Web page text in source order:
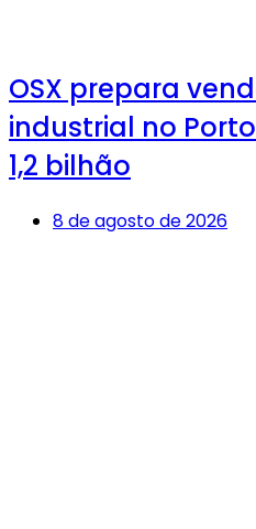
OSX prepara
industrial no
1,2 bilhão
8 de agosto de 2026